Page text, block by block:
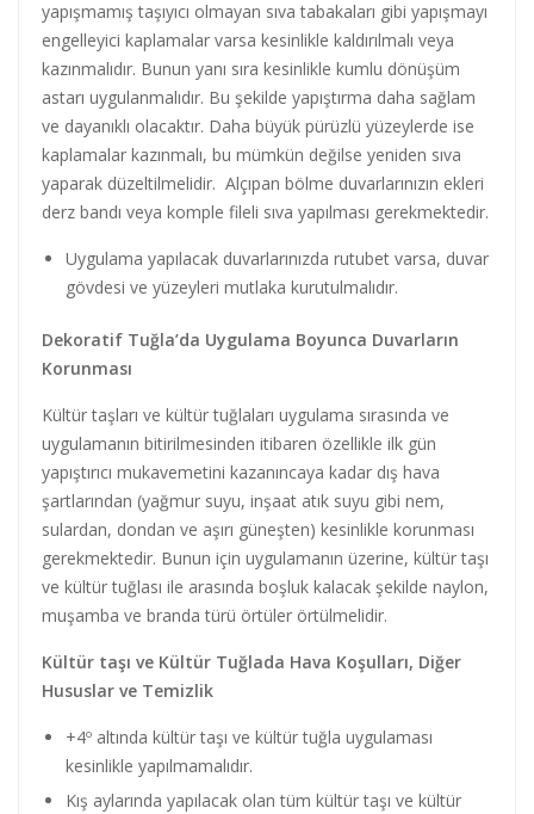
yapışmamış taşıyıcı olmayan sıva tabakaları gibi yapışmayı
engelleyici kaplamalar varsa kesinlikle kaldırılmalı veya
kazınmalıdır. Bunun yanı sıra kesinlikle kumlu dönüşüm
astarı uygulanmalıdır. Bu şekilde yapıştırma daha sağlam
ve dayanıklı olacaktır. Daha büyük pürüzlü yüzeylerde ise
kaplamalar kazınmalı, bu mümkün değilse yeniden sıva
yaparak düzeltilmelidir. Alçıpan bölme duvarlarınızın ekleri
derz bandı veya komple fileli sıva yapılması gerekmektedir.
Uygulama yapılacak duvarlarınızda rutubet varsa, duvar
gövdesi ve yüzeyleri mutlaka kurutulmalıdır.
Dekoratif Tuğla’da Uygulama Boyunca Duvarların
Korunması
Kültür taşları ve kültür tuğlaları uygulama sırasında ve
uygulamanın bitirilmesinden itibaren özellikle ilk gün
yapıştırıcı mukavemetini kazanıncaya kadar dış hava
şartlarından (yağmur suyu, inşaat atık suyu gibi nem,
sulardan, dondan ve aşırı güneşten) kesinlikle korunması
gerekmektedir. Bunun için uygulamanın üzerine, kültür taşı
ve kültür tuğlası ile arasında boşluk kalacak şekilde naylon,
muşamba ve branda türü örtüler örtülmelidir.
Kültür taşı ve Kültür Tuğlada Hava Koşulları, Diğer
Hususlar ve Temizlik
+4º altında kültür taşı ve kültür tuğla uygulaması
kesinlikle yapılmamalıdır.
Kış aylarında yapılacak olan tüm kültür taşı ve kültür